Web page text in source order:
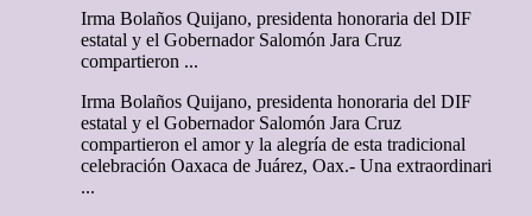
Irma Bolaños Quijano, presidenta honoraria del DIF
estatal y el Gobernador Salomón Jara Cruz
compartieron ...
Irma Bolaños Quijano, presidenta honoraria del DIF
estatal y el Gobernador Salomón Jara Cruz
compartieron el amor y la alegría de esta tradicional
celebración Oaxaca de Juárez, Oax.- Una extraordinari
...